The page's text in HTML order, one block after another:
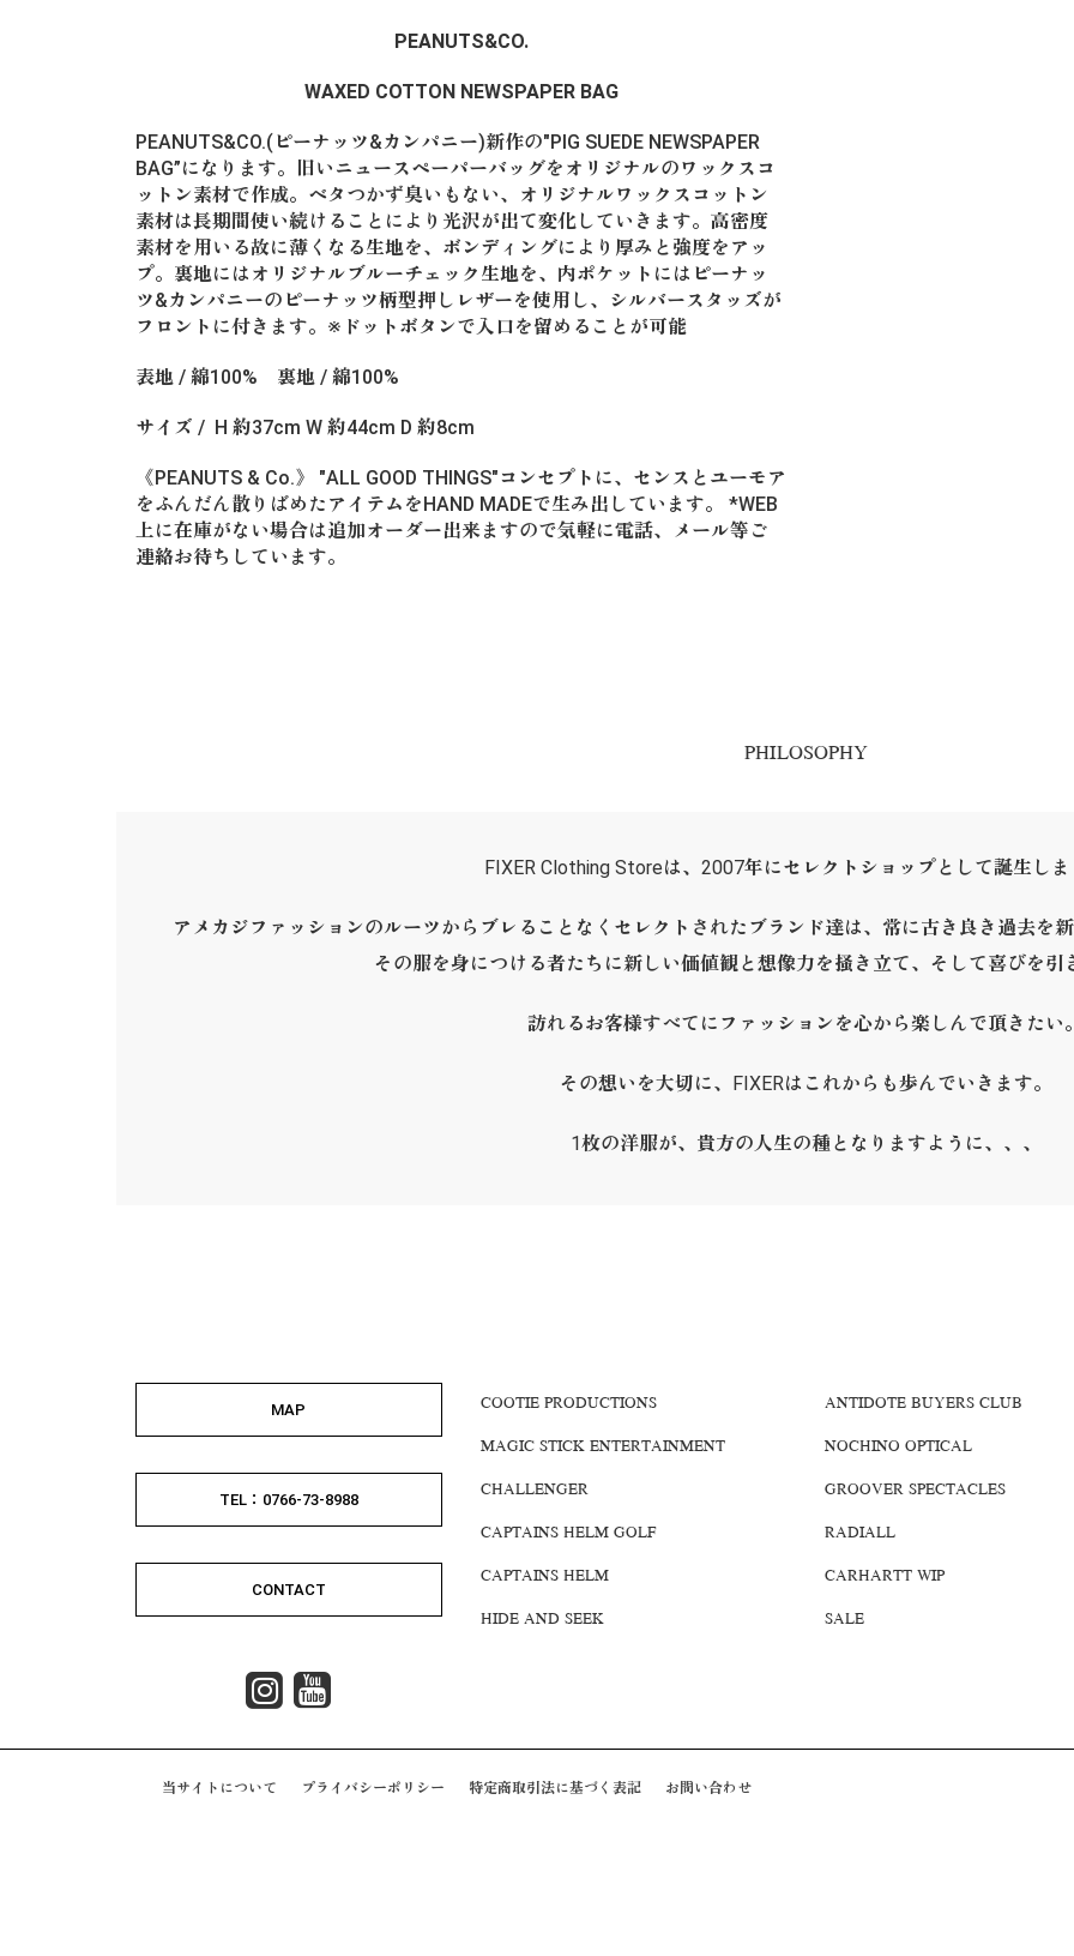
PEANUTS&CO.
WAXED COTTON NEWSPAPER BAG
PEANUTS&CO.(ピーナッツ&カンパニー)新作の"PIG SUEDE NEWSPAPER
BAG”になります。旧いニュースペーパーバッグをオリジナルのワックスコ
ットン素材で作成。ベタつかず臭いもない、オリジナルワックスコットン
素材は長期間使い続けることにより光沢が出て変化していきます。高密度
素材を用いる故に薄くなる生地を、ボンディングにより厚みと強度をアッ
プ。裏地にはオリジナルブルーチェック生地を、内ポケットにはピーナッ
ツ&カンパニーのピーナッツ柄型押しレザーを使用し、シルバースタッズが
フロントに付きます。※ドットボタンで入口を留めることが可能
表地 / 綿100% 裏地 / 綿100%
サイズ / H 約37cm W 約44cm D 約8cm
《PEANUTS & Co.》 "ALL GOOD THINGS"コンセプトに、センスとユーモア
をふんだん散りばめたアイテムをHAND MADEで生み出しています。 *WEB
上に在庫がない場合は追加オーダー出来ますので気軽に電話、メール等ご
連絡お待ちしています。
PHILOSOPHY
FIXER Clothing Storeは、2007年にセレクトショップとして誕生し
アメカジファッションのルーツからブレることなくセレクトされたブランド達は、常に古き良き過去を
その服を身につける者たちに新しい価値観と想像力を掻き立て、そして喜びを引
訪れるお客様すべてにファッションを心から楽しんで頂きたい
その想いを大切に、FIXERはこれからも歩んでいきます。
1枚の洋服が、貴方の人生の種となりますように、、、
MAP
TEL：0766-73-8988
CONTACT
COOTIE PRODUCTIONS
MAGIC STICK ENTERTAINMENT
CHALLENGER
CAPTAINS HELM GOLF
CAPTAINS HELM
HIDE AND SEEK
ANTIDOTE BUYERS CLUB
NOCHINO OPTICAL
GROOVER SPECTACLES
RADIALL
CARHARTT WIP
SALE
当サイトについて プライバシーポリシー 特定商取引法に基づく表記 お問い合わせ